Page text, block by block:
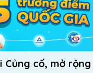
Củng cố, mở